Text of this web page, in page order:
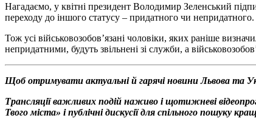
Нагадаємо, у квітні президент Володимир Зеленський
переходу до іншого статусу – придатного чи непридатного.
Тож усі військовозобов’язані чоловіки, яких раніше
непридатними, будуть звільнені зі служби, а
Щоб отримувати актуальні й гарячі новини Львова та
Трансляції важливих подій наживо і щотижневі
Твого міста» і публічні дискусії для спільного пошуку